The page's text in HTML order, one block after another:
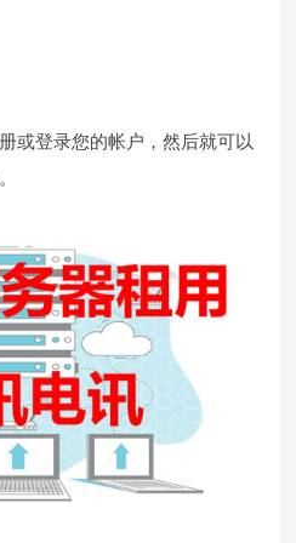
或登录您的帐户，然后就可以